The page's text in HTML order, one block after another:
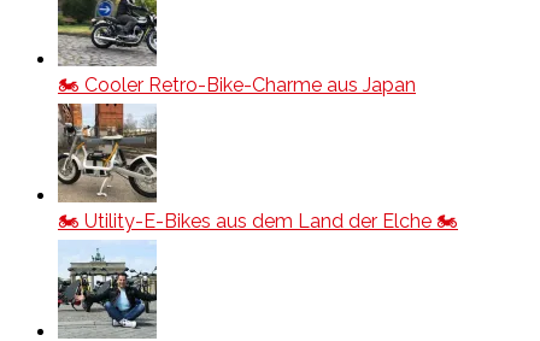
🏍️ Cooler Retro-Bike-Charme aus Japan
🏍️ Utility-E-Bikes aus dem Land der Elche 🏍️